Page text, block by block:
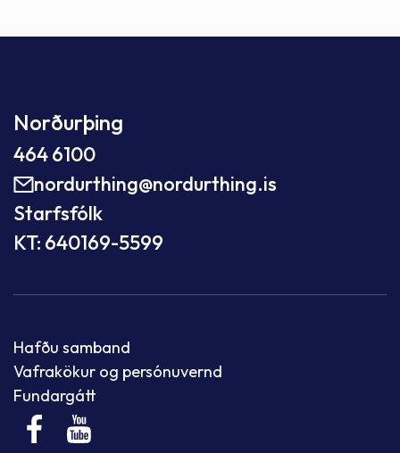
Norðurþing
464 6100
nordurthing@nordurthing.is
Starfsfólk
KT: 640169-5599
Hafðu samband
Vafrakökur og persónuvernd
Fundargátt